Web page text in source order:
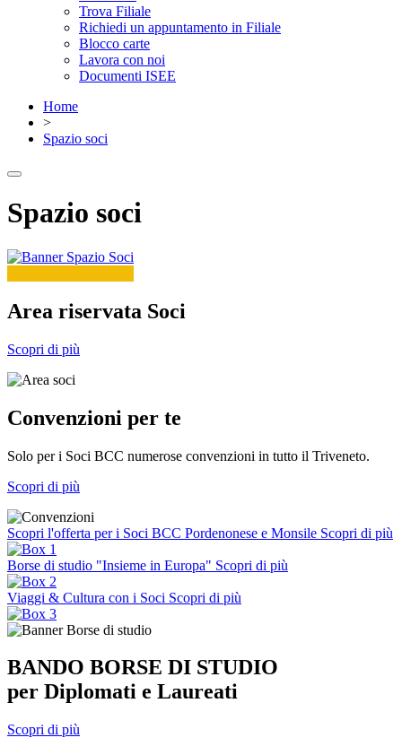
Trova Filiale
Richiedi un appuntamento in Filiale
Blocco carte
Lavora con noi
Documenti ISEE
Home
>
Spazio soci
Spazio soci
Area riservata Soci
Scopri di più
Convenzioni per te
Solo per i Soci BCC numerose convenzioni in tutto il Triveneto.
Scopri di più
Scopri l'offerta per i Soci BCC Pordenonese e Monsile Scopri di più
Borse di studio "Insieme in Europa" Scopri di più
Viaggi & Cultura con i Soci Scopri di più
BANDO BORSE DI STUDIO
per Diplomati e Laureati
Scopri di più